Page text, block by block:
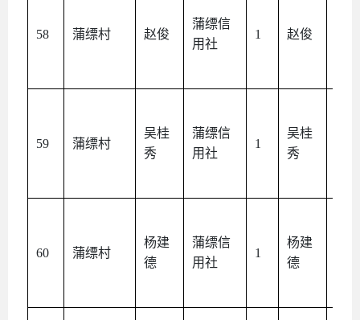
58 蒲缥村 赵俊
蒲缥信
用社
1 赵俊
59 蒲缥村
吴桂
秀
蒲缥信
用社
1
吴桂
秀
60 蒲缥村
杨建
德
蒲缥信
用社
1
杨建
德